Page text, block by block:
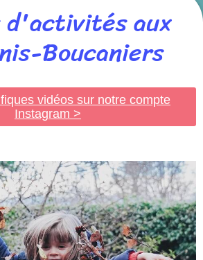
d'activités aux
Boucaniers
vidéos sur notre compte
Instagram >